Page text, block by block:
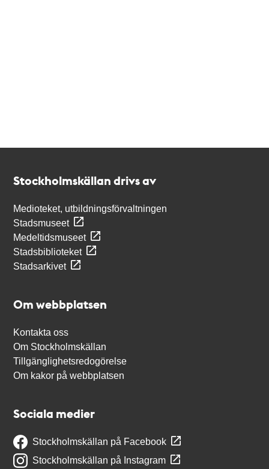
Stockholmskällan drivs av
Medioteket, utbildningsförvaltningen
Stadsmuseet
Medeltidsmuseet
Stadsbiblioteket
Stadsarkivet
Om webbplatsen
Kontakta oss
Om Stockholmskällan
Tillgänglighetsredogörelse
Om kakor på webbplatsen
Sociala medier
Stockholmskällan på Facebook
Stockholmskällan på Instagram